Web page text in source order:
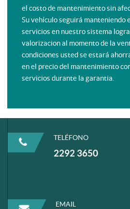
el costo de mantenimiento sin
Su vehículo seguirá manteniendo
servicios en nuestro sistema
valorizacion al momento de la
condiciones usted se estará
en el precio del mantenimiento
servicios durante la garantia.
TELÉFONO
2292 3650
EMAIL